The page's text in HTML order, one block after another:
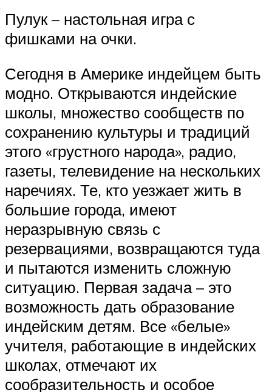
Пулук – настольная игра с
фишками на очки.
Сегодня в Америке индейцем быть
модно. Открываются индейские
школы, множество сообществ по
сохранению культуры и традиций
этого «грустного народа», радио,
газеты, телевидение на нескольких
наречиях. Те, кто уезжает жить в
большие города, имеют
неразрывную связь с
резервациями, возвращаются туда
и пытаются изменить сложную
ситуацию. Первая задача – это
возможность дать образование
индейским детям. Все «белые»
учителя, работающие в индейских
школах, отмечают их
сообразительность и особое